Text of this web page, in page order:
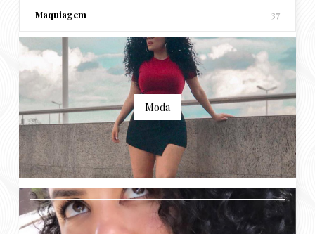
Maquiagem 37
Moda